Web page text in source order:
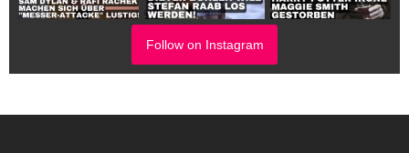
Follow on Instagram